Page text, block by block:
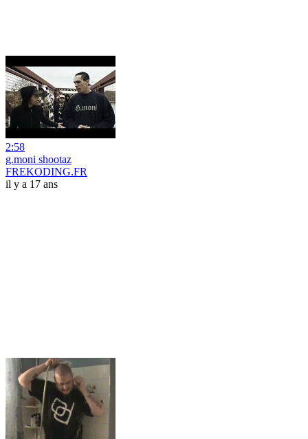
2:58
g.moni shootaz
FREKODING.FR
il y a 17 ans